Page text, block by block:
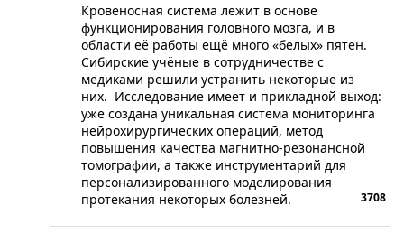
​Кровеносная система лежит в основе
функционирования головного мозга, и в
области её работы ещё много «белых» пятен.
Сибирские учёные в сотрудничестве с
медиками решили устранить некоторые из
них. Исследование имеет и прикладной выход:
уже создана уникальная система мониторинга
нейрохирургических операций, метод
повышения качества магнитно-резонансной
томографии, а также инструментарий для
персонализированного моделирования
протекания некоторых болезней.
3708